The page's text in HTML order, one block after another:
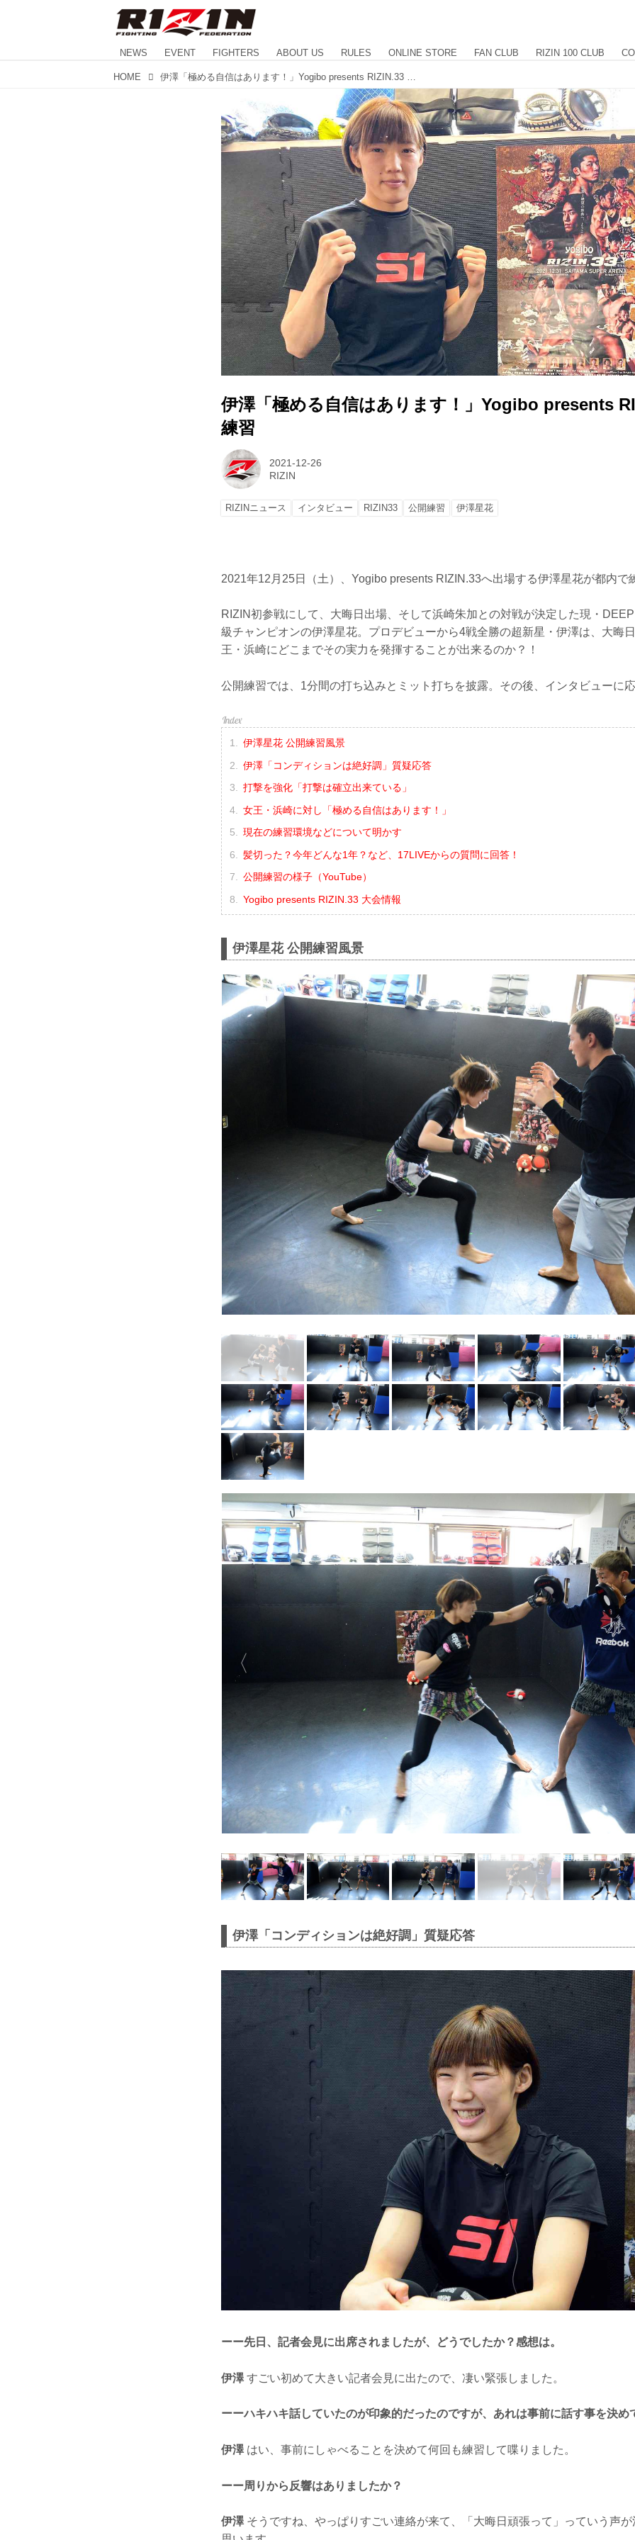
NEWS EVENT FIGHTERS ABOUT US RULES ONLINE STORE FAN CLUB RIZIN 100 CLUB
HOME
伊澤「極める自信はあります！」Yogibo presents
練習
2021-12-26
RIZIN
RIZINニュース インタビュー RIZIN33 公開練習 伊澤星花
2021年12月25日（土）、Yogibo presents RIZIN.33へ出場する伊澤星花が都内で
RIZIN初参戦にして、大晦日出場、そして浜崎朱加との対戦が決定した現・
級チャンピオンの伊澤星花。プロデビューから4戦全勝の超新星・伊澤は、大晦
王・浜崎にどこまでその実力を発揮することが出来るのか？！
公開練習では、1分間の打ち込みとミット打ちを披露。その後、インタビューに
伊澤星花 公開練習風景
伊澤「コンディションは絶好調」質疑応答
打撃を強化「打撃は確立出来ている」
女王・浜崎に対し「極める自信はあります！」
現在の練習環境などについて明かす
髪切った？今年どんな1年？など、17LIVEからの質問に回答！
公開練習の様子（YouTube）
Yogibo presents RIZIN.33 大会情報
伊澤星花 公開練習風景
伊澤「コンディションは絶好調」質疑応答
ーー先日、記者会見に出席されましたが、どうでしたか？感想は。
伊澤すごい初めて大きい記者会見に出たので、凄い緊張しました。
ーーハキハキ話していたのが印象的だったのですが、あれは事前に話す事を決め
伊澤はい、事前にしゃべることを決めて何回も練習して喋りました。
ーー周りから反響はありましたか？
伊澤そうですね、やっぱりすごい連絡が来て、「大晦日頑張って」っていう声